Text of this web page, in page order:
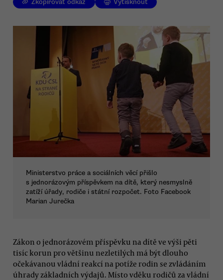
Zkopírovat odkaz Vytisknout
Ministerstvo práce a sociálních věcí přišlo
s jednorázovým příspěvkem na dítě, který nesmyslně
zatíží úřady, rodiče i státní rozpočet. Foto Facebook
Marian Jurečka
Zákon o jednorázovém příspěvku na dítě ve výši pěti
tisíc korun pro většinu nezletilých má být dlouho
očekávanou vládní reakcí na potíže rodin se zvládáním
úhrady základních výdajů. Místo vděku rodičů za vládní